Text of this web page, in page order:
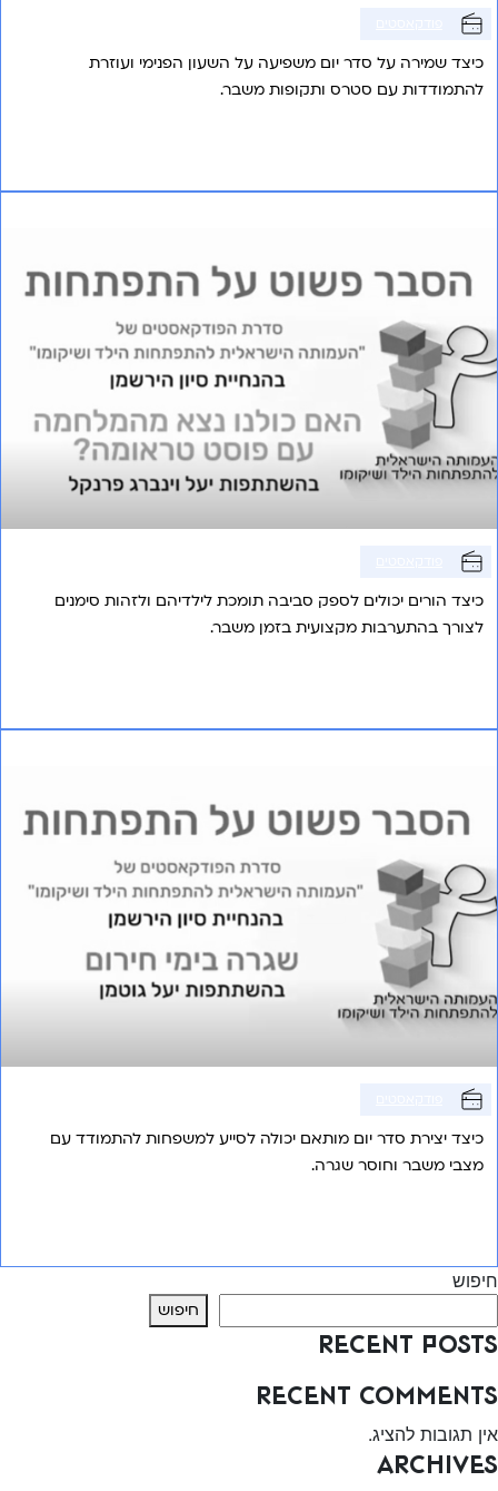
כיצד שמירה על סדר יום משפיעה על השעון הפנימי ועוזרת
להתמודדות עם סטרס ותקופות משבר.
כיצד הורים יכולים לספק סביבה תומכת לילדיהם ולזהות סימנים
לצורך בהתערבות מקצועית בזמן משבר.
כיצד יצירת סדר יום מותאם יכולה לסייע למשפחות להתמודד עם
מצבי משבר וחוסר שגרה.
חיפוש
חיפוש
Recent Posts
Recent Comments
אין תגובות להציג.
Archives